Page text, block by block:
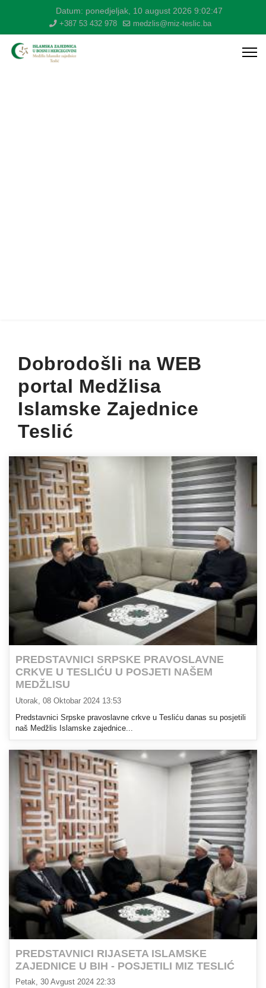
Datum: ponedjeljak, 10 august 2026 9:02:48
+387 53 432 978 medzlis@miz-teslic.ba
Dobrodošli na WEB
portal Medžlisa
Islamske Zajednice
Teslić
PREDSTAVNICI SRPSKE PRAVOSLAVNE
CRKVE U TESLIĆU U POSJETI NAŠEM
MEDŽLISU
Utorak, 08 Oktobar 2024 13:53
Predstavnici Srpske pravoslavne crkve u Tesliću danas su posjetili
naš Medžlis Islamske zajednice...
PREDSTAVNICI RIJASETA ISLAMSKE
ZAJEDNICE U BIH - POSJETILI MIZ TESLIĆ
Petak, 30 Avgust 2024 22:33